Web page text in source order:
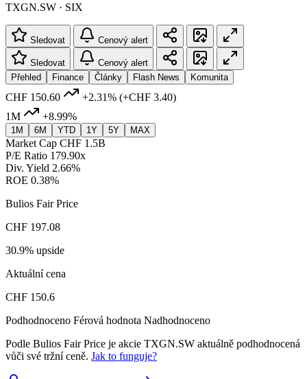
TXGN.SW · SIX
Sledovat Cenový alert
Sledovat
Cenový alert
Přehled
Finance Články Flash News Komunita
CHF 150.60 +2.31% (+CHF 3.40)
1M
+8.99%
1M 6M YTD 1Y 5Y MAX
Market Cap CHF 1.5B
P/E Ratio 179.90x
Div. Yield 2.66%
ROE 0.38%
Bulios Fair Price
CHF 197.08
30.9% upside
Aktuální cena
CHF 150.6
Podhodnoceno Férová hodnota Nadhodnoceno
Podle Bulios Fair Price je akcie TXGN.SW aktuálně podhodnocená
vůči své tržní ceně. Jak to funguje?